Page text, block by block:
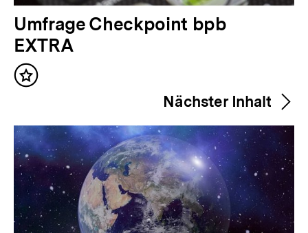
V
o
r
h
r
i
g
e
r
Umfrage Checkpoint bpb
EXTRA
Inhalt
Nächster Inhalt